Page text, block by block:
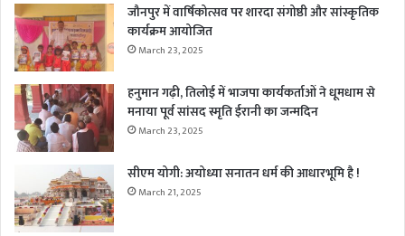
जौनपुर में वार्षिकोत्सव पर शारदा संगोष्ठी और सांस्कृतिक
कार्यक्रम आयोजित
March 23, 2025
हनुमान गढ़ी, तिलोई में भाजपा कार्यकर्ताओं ने धूमधाम से
मनाया पूर्व सांसद स्मृति ईरानी का जन्मदिन
March 23, 2025
सीएम योगी: अयोध्या सनातन धर्म की आधारभूमि है !
March 21, 2025